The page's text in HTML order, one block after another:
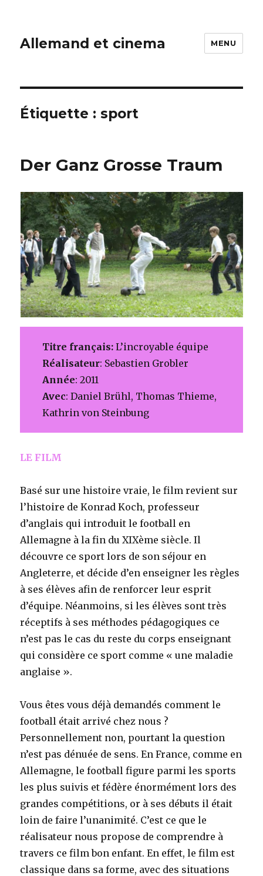
Allemand et cinema MENU
Étiquette :sport
Der Ganz Grosse Traum
Titre français: L’incroyable équipe
Réalisateur: Sebastien Grobler
Année: 2011
Avec: Daniel Brühl, Thomas Thieme,
Kathrin von Steinbung
LE FILM
Basé sur une histoire vraie, le film revient sur
l’histoire de Konrad Koch, professeur
d’anglais qui introduit le football en
Allemagne à la fin du XIXème siècle. Il
découvre ce sport lors de son séjour en
Angleterre, et décide d’en enseigner les règles
à ses élèves afin de renforcer leur esprit
d’équipe. Néanmoins, si les élèves sont très
réceptifs à ses méthodes pédagogiques ce
n’est pas le cas du reste du corps enseignant
qui considère ce sport comme « une maladie
anglaise ».
Vous êtes vous déjà demandés comment le
football était arrivé chez nous ?
Personnellement non, pourtant la question
n’est pas dénuée de sens. En France, comme en
Allemagne, le football figure parmi les sports
les plus suivis et fédère énormément lors des
grandes compétitions, or à ses débuts il était
loin de faire l’unanimité. C’est ce que le
réalisateur nous propose de comprendre à
travers ce film bon enfant. En effet, le film est
classique dans sa forme, avec des situations